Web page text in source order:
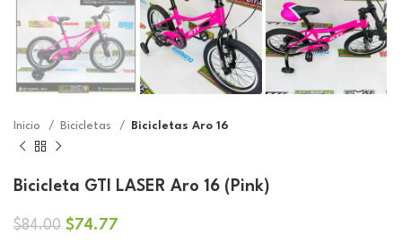
Inicio Bicicletas Bicicletas Aro 16
Bicicleta GTI LASER Aro 16 (Pink)
$84.00 El
$74.77